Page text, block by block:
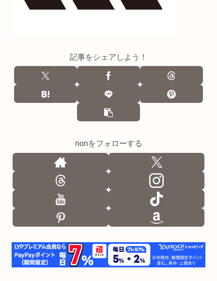
記事をシェアしよう！
nonをフォローする